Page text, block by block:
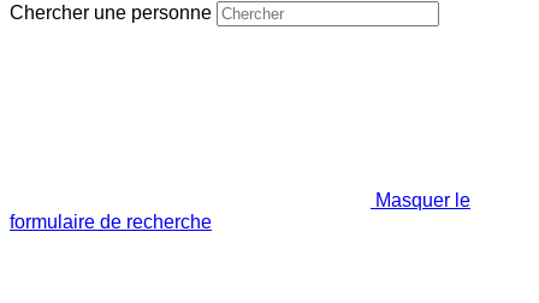
Chercher une personne
Masquer le
formulaire de recherche